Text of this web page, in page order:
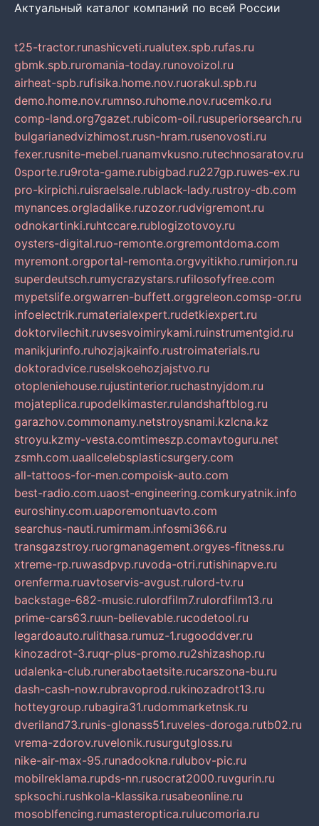
Актуальный каталог компаний по всей России
t25-tractor.runashicveti.rualutex.spb.rufas.ru
gbmk.spb.ruromania-today.runovoizol.ru
airheat-spb.rufisika.home.nov.ruorakul.spb.ru
demo.home.nov.rumnso.ruhome.nov.rucemko.ru
comp-land.org7gazet.rubicom-oil.rusuperiorsearch.ru
bulgarianedvizhimost.rusn-hram.rusenovosti.ru
fexer.rusnite-mebel.ruanamvkusno.rutechnosaratov.ru
0sporte.ru9rota-game.rubigbad.ru227gp.ruwes-ex.ru
pro-kirpichi.ruisraelsale.rublack-lady.rustroy-db.com
mynances.orgladalike.ruzozor.rudvigremont.ru
odnokartinki.ruhtccare.rublogizotovoy.ru
oysters-digital.ruo-remonte.orgremontdoma.com
myremont.orgportal-remonta.orgvyitikho.rumirjon.ru
superdeutsch.rumycrazystars.rufilosofyfree.com
mypetslife.orgwarren-buffett.orggreleon.comsp-or.ru
infoelectrik.rumaterialexpert.rudetkiexpert.ru
doktorvilechit.ruvsesvoimirykami.ruinstrumentgid.ru
manikjurinfo.ruhozjajkainfo.rustroimaterials.ru
doktoradvice.ruselskoehozjajstvo.ru
otopleniehouse.rujustinterior.ruchastnyjdom.ru
mojateplica.rupodelkimaster.rulandshaftblog.ru
garazhov.commonamy.netstroysnami.kzlcna.kz
stroyu.kzmy-vesta.comtimeszp.comavtoguru.net
zsmh.com.uaallcelebsplasticsurgery.com
all-tattoos-for-men.compoisk-auto.com
best-radio.com.uaost-engineering.comkuryatnik.info
euroshiny.com.uaporemontuavto.com
searchus-nauti.rumirmam.infosmi366.ru
transgazstroy.ruorgmanagement.orgyes-fitness.ru
xtreme-rp.ruwasdpvp.ruvoda-otri.rutishinapve.ru
orenferma.ruavtoservis-avgust.rulord-tv.ru
backstage-682-music.rulordfilm7.rulordfilm13.ru
prime-cars63.ruun-believable.rucodetool.ru
legardoauto.rulithasa.rumuz-1.rugooddver.ru
kinozadrot-3.ruqr-plus-promo.ru2shizashop.ru
udalenka-club.runerabotaetsite.rucarszona-bu.ru
dash-cash-now.rubravoprod.rukinozadrot13.ru
hotteygroup.rubagira31.rudommarketnsk.ru
dveriland73.runis-glonass51.ruveles-doroga.rutb02.ru
vrema-zdorov.ruvelonik.rusurgutgloss.ru
nike-air-max-95.runadookna.rulubov-pic.ru
mobilreklama.rupds-nn.rusocrat2000.ruvgurin.ru
spksochi.rushkola-klassika.rusabeonline.ru
mosoblfencing.rumasteroptica.rulucomoria.ru